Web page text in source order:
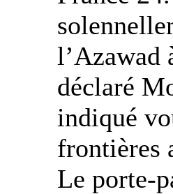
l’Azawad
déclaré
indiqué
frontières
Le porte-